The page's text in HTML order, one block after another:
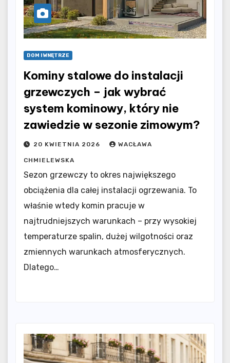
DOM I WNĘTRZE
Kominy stalowe do instalacji
grzewczych – jak wybrać
system kominowy, który nie
zawiedzie w sezonie zimowym?
20 KWIETNIA 2026 WACŁAWA
CHMIELEWSKA
Sezon grzewczy to okres największego
obciążenia dla całej instalacji ogrzewania. To
właśnie wtedy komin pracuje w
najtrudniejszych warunkach – przy wysokiej
temperaturze spalin, dużej wilgotności oraz
zmiennych warunkach atmosferycznych.
Dlatego…